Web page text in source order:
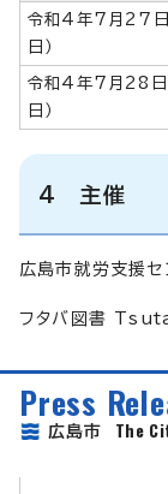
令和4年7月27日
日）
令和4年7月28日
日）
4 主催
広島市就労支援セ
フタバ図書
Press
広島市 The